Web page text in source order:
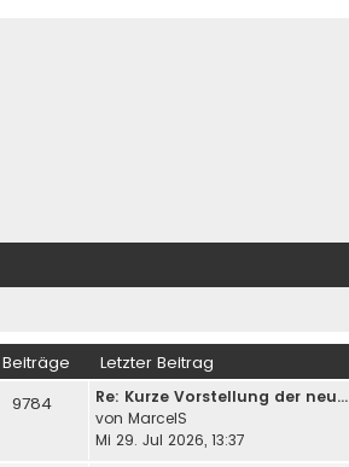
Beiträge Letzter Beitrag
9784
Re: Kurze Vorstellung der neu…
von MarcelS
Mi 29. Jul 2026, 13:37